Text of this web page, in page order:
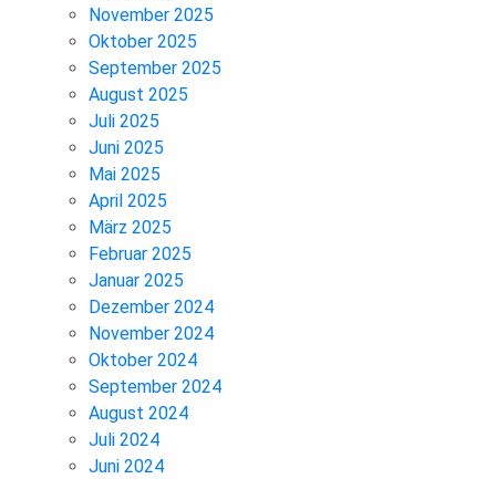
November 2025
Oktober 2025
September 2025
August 2025
Juli 2025
Juni 2025
Mai 2025
April 2025
März 2025
Februar 2025
Januar 2025
Dezember 2024
November 2024
Oktober 2024
September 2024
August 2024
Juli 2024
Juni 2024